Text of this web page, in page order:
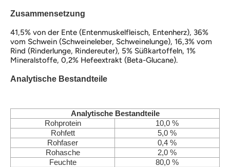
Zusammensetzung
41,5% von der Ente (Entenmuskelfleisch, Entenherz), 36%
vom Schwein (Schweineleber, Schweinelunge), 16,3% vom
Rind (Rinderlunge, Rindereuter), 5% Süßkartoffeln, 1%
Mineralstoffe, 0,2% Hefeextrakt (Beta-Glucane).
Analytische Bestandteile
Analytische Bestandteile
Rohprotein
10,0 %
Rohfett
5,0 %
Rohfaser
0,4 %
Rohasche
2,0 %
Feuchte
80,0 %